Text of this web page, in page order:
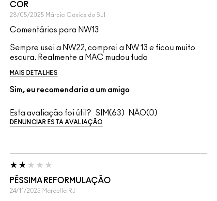
COR
28/05/2025 Márcia Caxias do Sul
Comentários para NW13
Sempre usei a NW22, comprei a NW 13 e ficou muito
escura. Realmente a MAC mudou tudo
MAIS DETALHES
Sim, eu recomendaria a um amigo
Esta avaliação foi útil? 63 0
DENUNCIAR ESTA AVALIAÇÃO
PÉSSIMA REFORMULAÇÃO
24/11/2025 Marcella RJ